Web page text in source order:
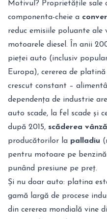
Motivul? Proprietățile sale
componenta-cheie a
reduc emisiile poluante ale
motoarele diesel. În anii
pieței auto (inclusiv
Europa), cererea de
crescut constant –
dependența de industrie
auto scade, la fel scade și
după 2015, scăderea
producătorilor la palladiu
pentru motoare pe
punând presiune pe preț.
Și nu doar auto: platina
gamă largă de procese
din cererea mondială vine